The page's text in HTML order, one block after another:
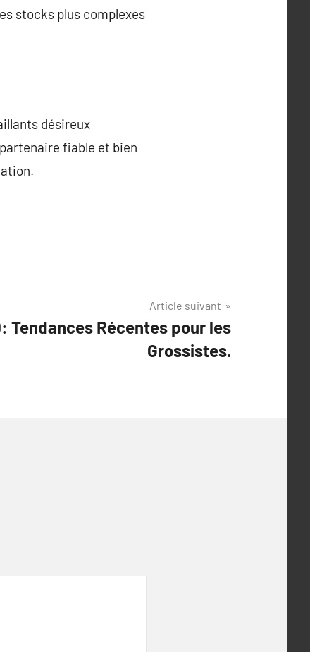
stocks plus complexes
désireux
fiable et bien
Article suivant
Tendances Récentes pour les
Grossistes.